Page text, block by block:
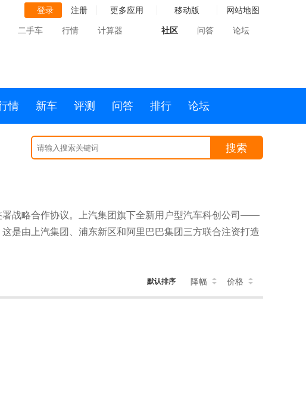
登录 注册 更多应用 移动版 网站地图
二手车 行情 计算器 社区 问答 论坛
情 新车 评测 问答 排行 论坛
搜索
署战略合作协议。上汽集团旗下全新用户型汽车科创公司——
是由上汽集团、浦东新区和阿里巴巴集团三方联合注资打造
默认排序 降幅 价格